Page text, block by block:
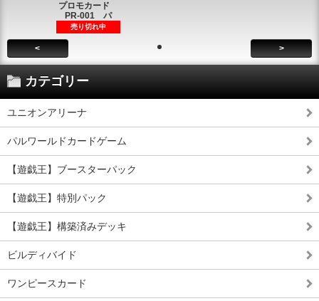
プロモカード
PR-001 パ
売り切れ中
< >
カテゴリー
ユニオンアリーナ
パルワールドカードゲーム
【遊戯王】ブースターパック
【遊戯王】特別パック
【遊戯王】構築済みデッキ
ビルディバイド
ワンピースカード